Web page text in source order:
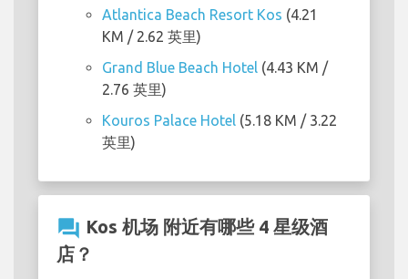
Atlantica Beach Resort Kos (4.21
KM / 2.62 英里)
Grand Blue Beach Hotel (4.43 KM /
2.76 英里)
Kouros Palace Hotel (5.18 KM / 3.22
英里)
question_answer Kos 机场 附近有哪些 4 星级酒
店？